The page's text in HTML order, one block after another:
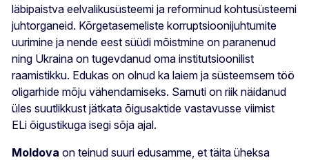
läbipaistva eelvalikusüsteemi ja reforminud kohtusüsteemi
juhtorganeid. Kõrgetasemeliste korruptsioonijuhtumite
uurimine ja nende eest süüdi mõistmine on paranenud
ning Ukraina on tugevdanud oma institutsioonilist
raamistikku. Edukas on olnud ka laiem ja süsteemsem töö
oligarhide mõju vähendamiseks. Samuti on riik näidanud
üles suutlikkust jätkata õigusaktide vastavusse viimist
ELi õigustikuga isegi sõja ajal.
Moldova on teinud suuri edusamme, et täita üheksa